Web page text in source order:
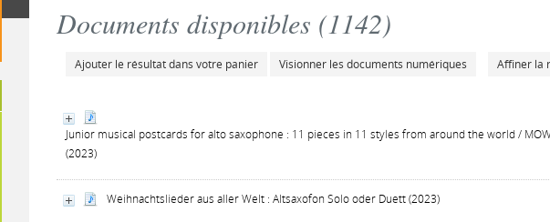
Documents disponibles (1142)
Ajouter le résultat dans votre panier Visionner les documents numériques Affiner la
Junior musical postcards for alto saxophone : 11 pieces in 11 styles from around the world /
(2023)
Weihnachtslieder aus aller Welt : Altsaxofon Solo oder Duett (2023)